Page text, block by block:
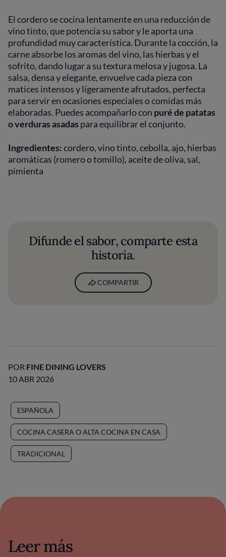
El cordero se cocina lentamente en una reducción de
vino tinto, que potencia su sabor y le aporta una
profundidad muy característica. Durante la cocción, la
carne absorbe los aromas del vino, las hierbas y el
sofrito, dando lugar a su textura melosa y jugosa. La
salsa, densa y elegante, envuelve cada pieza con
matices intensos y ligeramente afrutados, perfecta
para servir en ocasiones especiales o comidas más
elaboradas. Puedes acompañarlo con puré de patatas
o verduras asadas para equilibrar el conjunto.
Ingredientes:cordero, vino tinto, cebolla, ajo, hierbas
aromáticas (romero o tomillo), aceite de oliva, sal,
pimienta
Difunde el sabor, comparte esta
historia.
COMPARTIR
POR FINE DINING LOVERS
10 ABR 2026
ESPAÑOLA
COCINA CASERA O ALTA COCINA EN CASA
TRADICIONAL
Leer más